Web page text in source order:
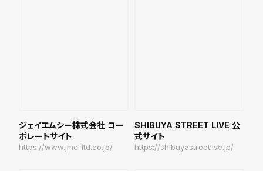
ジェイエムシー株式会社 コー
ポレートサイト
https://www.jmc-ltd.co.jp/
SHIBUYA STREET LIVE 公
式サイト
https://shibuyastreetlive.jp/